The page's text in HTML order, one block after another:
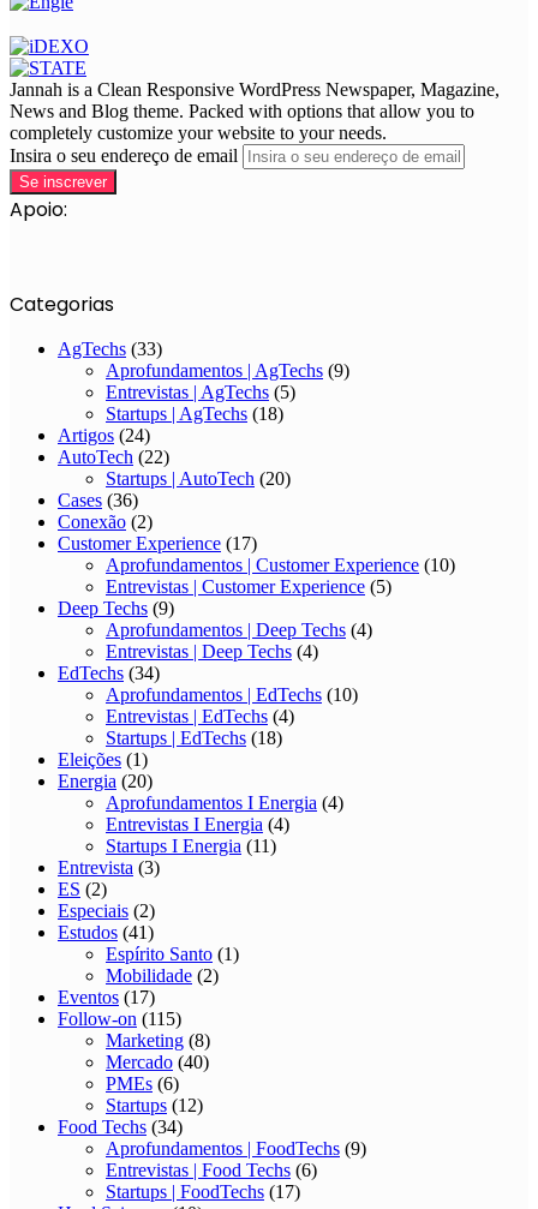
Jannah is a Clean Responsive WordPress Newspaper, Magazine,
News and Blog theme. Packed with options that allow you to
completely customize your website to your needs.
Insira o seu endereço de email
Apoio:
Categorias
AgTechs (33)
Aprofundamentos | AgTechs (9)
Entrevistas | AgTechs (5)
Startups | AgTechs (18)
Artigos (24)
AutoTech (22)
Startups | AutoTech (20)
Cases (36)
Conexão (2)
Customer Experience (17)
Aprofundamentos | Customer Experience (10)
Entrevistas | Customer Experience (5)
Deep Techs (9)
Aprofundamentos | Deep Techs (4)
Entrevistas | Deep Techs (4)
EdTechs (34)
Aprofundamentos | EdTechs (10)
Entrevistas | EdTechs (4)
Startups | EdTechs (18)
Eleições (1)
Energia (20)
Aprofundamentos I Energia (4)
Entrevistas I Energia (4)
Startups I Energia (11)
Entrevista (3)
ES (2)
Especiais (2)
Estudos (41)
Espírito Santo (1)
Mobilidade (2)
Eventos (17)
Follow-on (115)
Marketing (8)
Mercado (40)
PMEs (6)
Startups (12)
Food Techs (34)
Aprofundamentos | FoodTechs (9)
Entrevistas | Food Techs (6)
Startups | FoodTechs (17)